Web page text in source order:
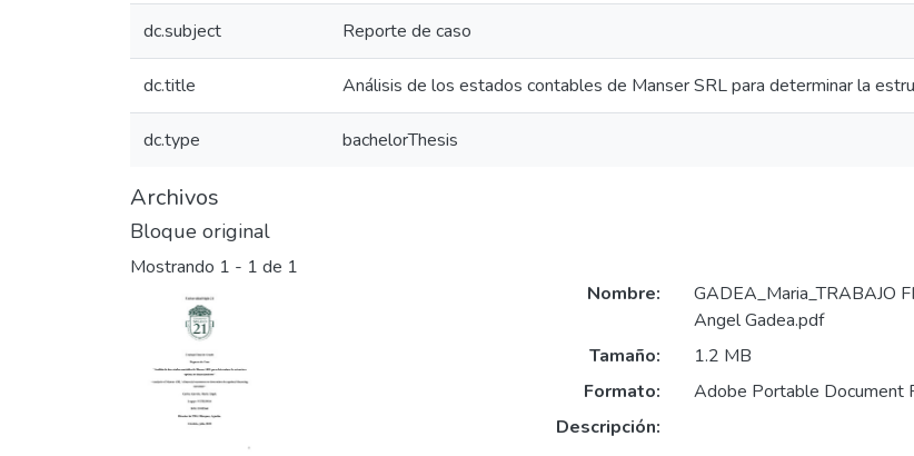
dc.subject Reporte de caso
dc.title Análisis de los estados contables de Manser SRL para determinar la
dc.type bachelorThesis
Archivos
Bloque original
Mostrando 1 - 1 de 1
Nombre:
GADEA_Maria_TRABAJO
Angel Gadea.pdf
Tamaño:
1.2 MB
Formato:
Adobe Portable Document
Descripción: